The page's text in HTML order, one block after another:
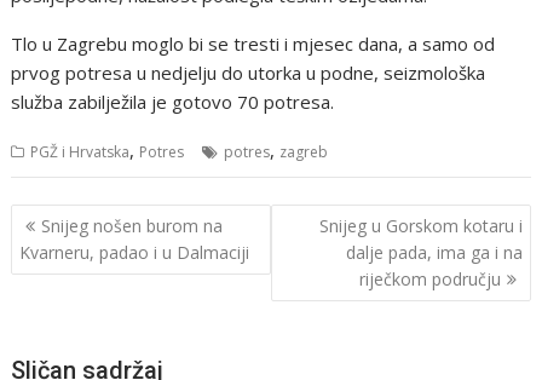
Tlo u Zagrebu moglo bi se tresti i mjesec dana, a samo od
prvog potresa u nedjelju do utorka u podne, seizmološka
služba zabilježila je gotovo 70 potresa.
PGŽ i Hrvatska, Potres potres, zagreb
Navigacija
objava
Snijeg nošen burom na
Kvarneru, padao i u Dalmaciji
Snijeg u Gorskom kotaru i
dalje pada, ima ga i na
riječkom području
Sličan sadržaj